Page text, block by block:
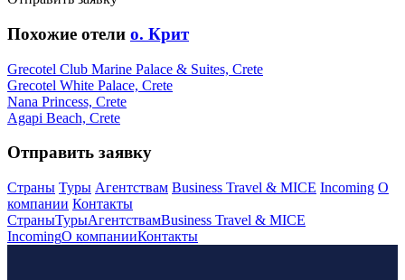
Похожие отели о. Крит
Grecotel Club Marine Palace & Suites, Crete
Grecotel White Palace, Crete
Nana Princess, Crete
Agapi Beach, Crete
Отправить заявку
Страны Туры Агентствам Business Travel & MICE Incoming О
компании Контакты
СтраныТурыАгентствамBusiness Travel & MICE
IncomingО компанииКонтакты